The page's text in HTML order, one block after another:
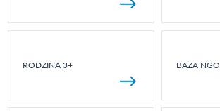
RODZINA 3+ BAZA NGO